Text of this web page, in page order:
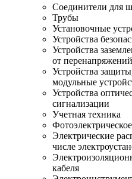
Соединители для
Трубы
Установочные
Устройства
Устройства
от перенапряжений
Устройства
модульные
Устройства
сигнализации
Учетная техника
Электрические
числе
кабеля